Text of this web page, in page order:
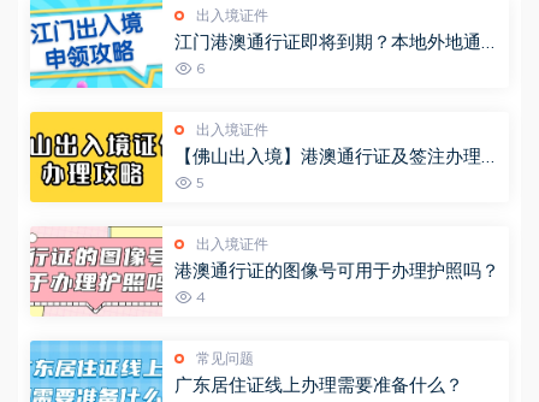
出入境证件
江门港澳通行证即将到期？本地外地通用
出入境办理流程请收好！
6
出入境证件
【佛山出入境】港澳通行证及签注办理攻
略， 网上办理现场拿证一站式流程来
5
出入境证件
港澳通行证的图像号可用于办理护照吗？
4
常见问题
广东居住证线上办理需要准备什么？